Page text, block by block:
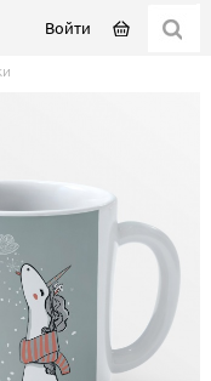
Войти